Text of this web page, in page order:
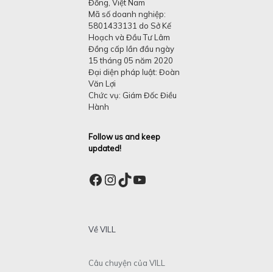
Đồng, Việt Nam
Mã số doanh nghiệp:
5801433131 do Sở Kế
Hoạch và Đầu Tư Lâm
Đồng cấp lần đầu ngày
15 tháng 05 năm 2020
Đại diện pháp luật: Đoàn
Văn Lợi
Chức vụ: Giám Đốc Điều
Hành
Follow us and keep
updated!
Facebook
Instagram
TikTok
YouTube
Về VILL
Câu chuyện của VILL